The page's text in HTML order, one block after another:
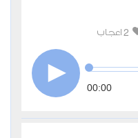
2 اعجاب
00:00